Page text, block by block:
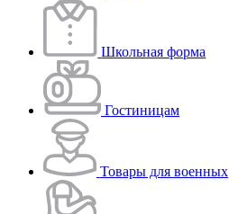
Школьная форма
Гостиницам
Товары для военных